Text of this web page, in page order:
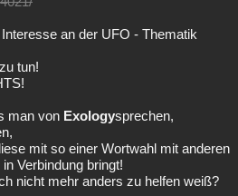
an der UFO - Thematik
zu tun!
man von Exologysprechen,
mit so einer Wortwahl mit anderen
Verbindung bringt!
nicht mehr anders zu helfen weiß?